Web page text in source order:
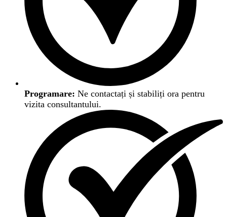
Programare: Ne contactați și stabiliți ora pentru
vizita consultantului.